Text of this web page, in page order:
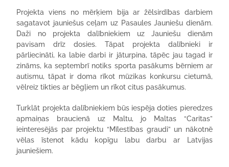
Projekta viens no mērķiem bija ar žēlsirdības darbiem
sagatavot jauniešus ceļam uz Pasaules Jauniešu dienām.
Daži no projekta dalībniekiem uz Jauniešu dienām
pavisam drīz dosies. Tāpat projekta dalībnieki ir
pārliecināti, ka labie darbi ir jāturpina, tāpēc jau tagad ir
zināms, ka septembrī notiks sporta pasākums bērniem ar
autismu, tāpat ir doma rīkot mūzikas konkursu cietumā,
vēlreiz tikties ar bēgļiem un rīkot citus pasākumus.
Turklāt projekta dalībniekiem būs iespēja doties pieredzes
apmaiņas braucienā uz Maltu, jo Maltas “Caritas”
ieinteresējās par projektu “Mīlestības graudi” un nākotnē
vēlas īstenot kādu kopīgu labu darbu ar Latvijas
jauniešiem.